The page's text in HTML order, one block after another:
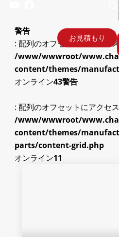
お見積もり
警告
: 配列のオフセットにアクセ
/www/wwwroot/
content/themes/
オンライン43警告
: 配列のオフセットにアクセ
/www/wwwroot/
content/themes/
parts/content-grid.php
オンライン11